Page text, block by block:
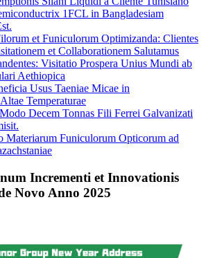
1FCL in Bangladesiam
et Funiculorum Optimizanda: Clientes
et Collaborationem Salutamus
Visitatio Prospera Unius Mundi ab
Aethiopica
Usus Taeniae Micae in
Temperaturae
Decem Tonnas Fili Ferrei Galvanizati
Materiarum Funiculorum Opticorum ad
Incrementi et Innovationis
Novo Anno 2025